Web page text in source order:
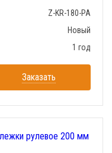
Z-KR-180-PA
Новый
1 год
Заказать